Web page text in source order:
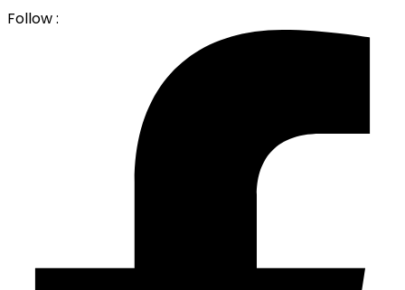
Follow :